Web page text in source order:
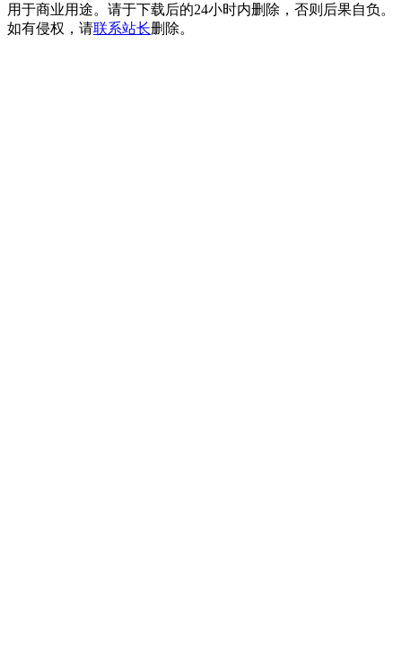
用于商业用途。请于下载后的24小时内删除，否则后果自负。
如有侵权，请联系站长删除。